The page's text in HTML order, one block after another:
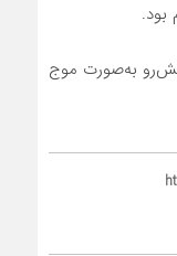
بود.
به‌صورت موج